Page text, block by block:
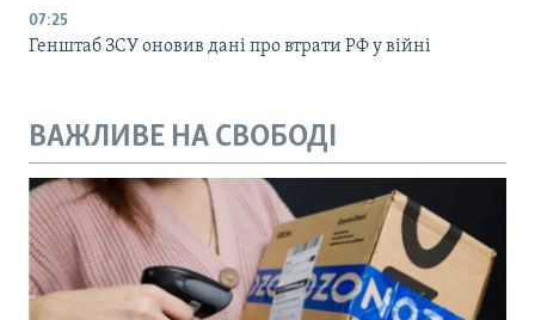
07:25
Генштаб ЗСУ оновив дані про втрати РФ у війні
ВАЖЛИВЕ НА СВОБОДІ